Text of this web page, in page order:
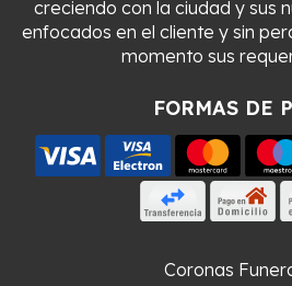
creciendo con la ciudad y sus
enfocados en el cliente y sin
momento sus
FORMAS DE
Coronas